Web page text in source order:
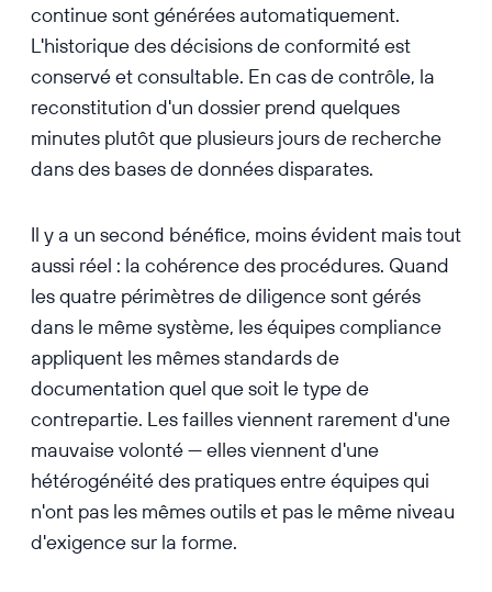
continue sont générées automatiquement.
L'historique des décisions de conformité est
conservé et consultable. En cas de contrôle, la
reconstitution d'un dossier prend quelques
minutes plutôt que plusieurs jours de recherche
dans des bases de données disparates.
Il y a un second bénéfice, moins évident mais tout
aussi réel : la cohérence des procédures. Quand
les quatre périmètres de diligence sont gérés
dans le même système, les équipes compliance
appliquent les mêmes standards de
documentation quel que soit le type de
contrepartie. Les failles viennent rarement d'une
mauvaise volonté — elles viennent d'une
hétérogénéité des pratiques entre équipes qui
n'ont pas les mêmes outils et pas le même niveau
d'exigence sur la forme.